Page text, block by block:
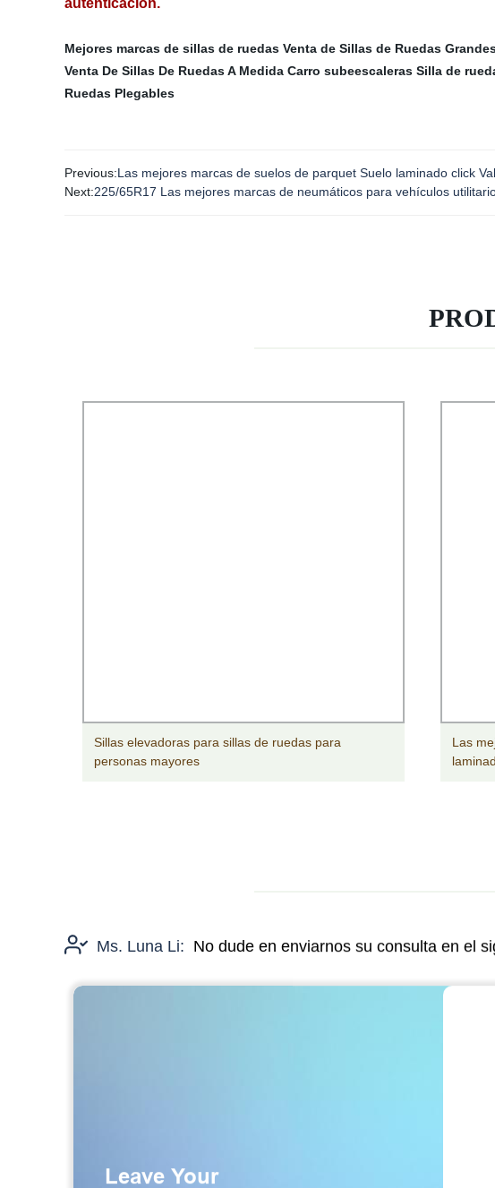
autenticación.
Mejores marcas de sillas de ruedas Venta de Sillas de Ruedas
Venta De Sillas De Ruedas A Medida Carro subeescaleras Silla de
Ruedas Plegables
Previous:Las mejores marcas de suelos de parquet Suelo laminado click
Next:225/65R17 Las mejores marcas de neumáticos para vehículos
Sillas elevadoras para sillas de ruedas para
personas mayores
Las
Ms. Luna Li: No dude en enviarnos su consulta en el